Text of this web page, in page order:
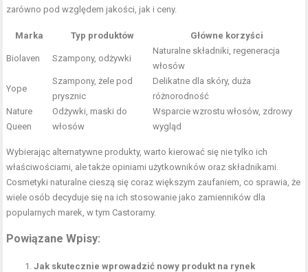
zarówno pod względem jakości, jak i ceny.
Marka Typ produktów Główne korzyści
Biolaven Szampony, odżywki
Naturalne składniki, regeneracja
włosów
Yope
Szampony, żele pod
prysznic
Delikatne dla skóry, duża
różnorodność
Nature
Queen
Odżywki, maski do
włosów
Wsparcie wzrostu włosów, zdrowy
wygląd
Wybierając alternatywne produkty, warto kierować się nie tylko ich
właściwościami, ale także opiniami użytkowników oraz składnikami.
Cosmetyki naturalne cieszą się coraz większym zaufaniem, co sprawia, że
wiele osób decyduje się na ich stosowanie jako zamienników dla
popularnych marek, w tym Castoramy.
Powiązane Wpisy:
Jak skutecznie wprowadzić nowy produkt na rynek